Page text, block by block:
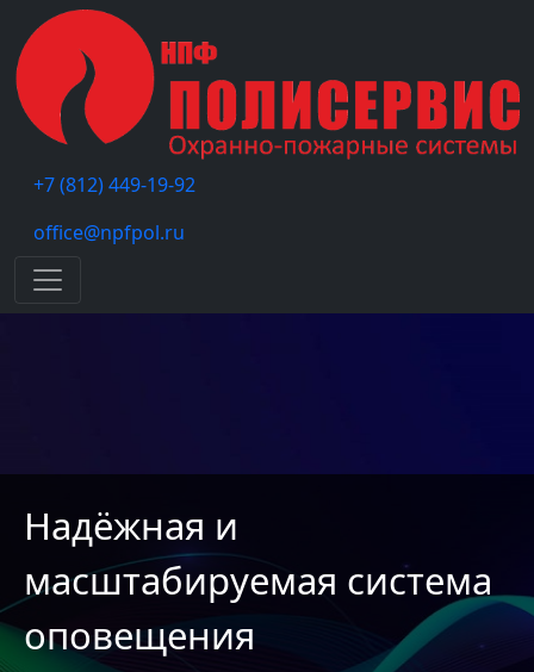
+7 (812) 449-19-92
office@npfpol.ru
Меню
Надёжная и
масштабируемая система
оповещения